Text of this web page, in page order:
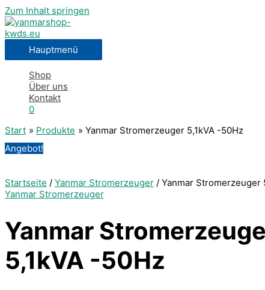
Zum Inhalt springen
Hauptmenü
Shop
Über uns
Kontakt
0
Start
Produkte
Yanmar Stromerzeuger 5,1kVA -50Hz
Angebot!
Startseite / Yanmar Stromerzeuger / Yanmar Stromerzeuger
Yanmar Stromerzeuger
Yanmar
5,1kVA -50Hz